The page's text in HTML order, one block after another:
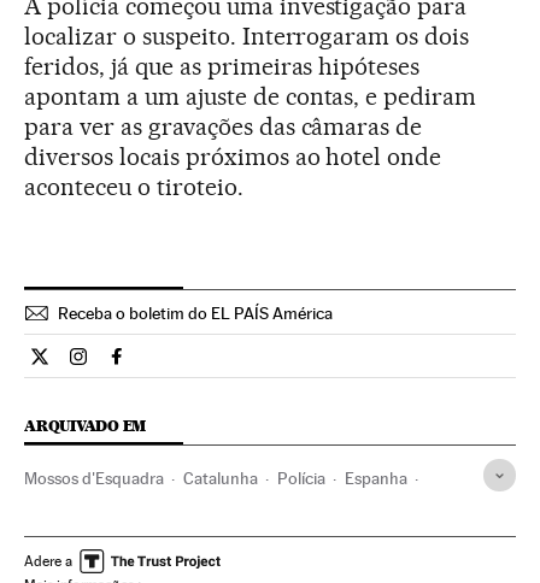
A polícia começou uma investigação para
localizar o suspeito. Interrogaram os dois
feridos, já que as primeiras hipóteses
apontam a um ajuste de contas, e pediram
para ver as gravações das câmaras de
diversos locais próximos ao hotel onde
aconteceu o tiroteio.
Receba o boletim do EL PAÍS América
Internacional El País Brasil en Twitter
Internacional El País Brasil en Instagram
Internacional El País Brasil en Facebook
ARQUIVADO EM
Mossos d'Esquadra Catalunha Polícia Espanha
Adere a